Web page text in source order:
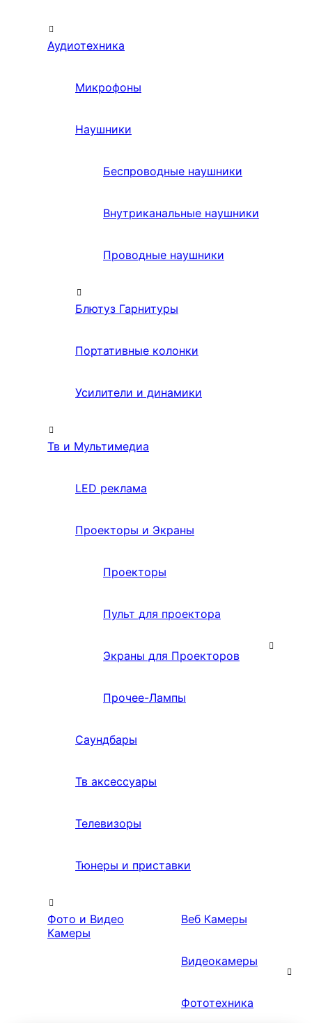
Аудиотехника
Микрофоны
Наушники
Беспроводные наушники
Внутриканальные наушники
Проводные наушники
Блютуз Гарнитуры
Портативные колонки
Усилители и динамики
Тв и Мультимедиа
LED реклама
Проекторы и Экраны
Проекторы
Пульт для проектора
Экраны для Проекторов
Прочее-Лампы
Саундбары
Тв аксессуары
Телевизоры
Тюнеры и приставки
Фото и Видео
Камеры
Веб Камеры
Видеокамеры
Фототехника